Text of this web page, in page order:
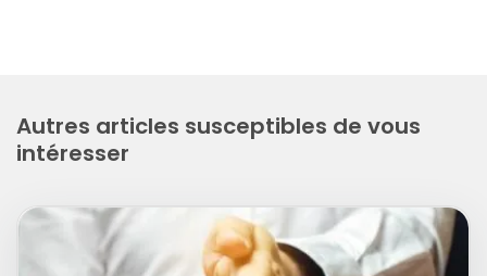
Autres articles susceptibles de vous
intéresser